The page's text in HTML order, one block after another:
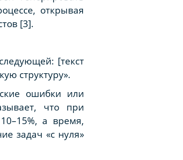
открывая
[3].
[текст
структуру».
ошибки или
что при
а время,
задач «с нуля»